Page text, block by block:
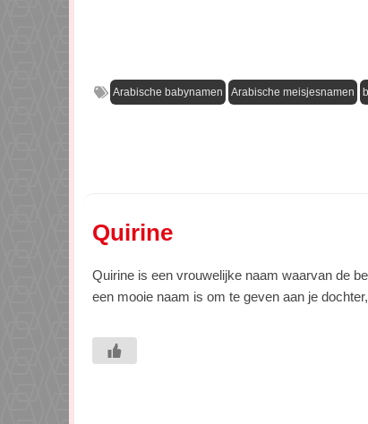
Arabische babynamen Arabische meisjesnamen
Quirine
Quirine is een vrouwelijke naam waarvan de
een mooie naam is om te geven aan je